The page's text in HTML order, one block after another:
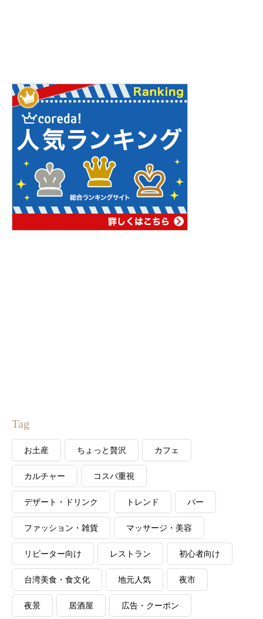
Tag
お土産 ちょっと贅沢 カフェ
カルチャー コスパ重視
デザート・ドリンク トレンド バー
ファッション・雑貨 マッサージ・美容
リピーター向け レストラン 初心者向け
台湾美食・食文化 地元人気 夜市
夜景 居酒屋 広告・クーポン